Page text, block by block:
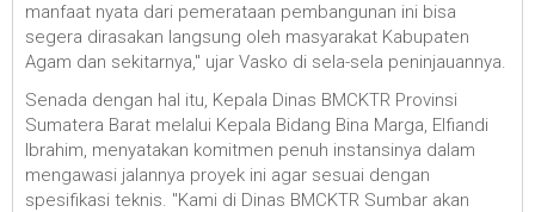
manfaat nyata dari pemerataan pembangunan ini bisa
segera dirasakan langsung oleh masyarakat Kabupaten
Agam dan sekitarnya," ujar Vasko di sela-sela peninjauannya.
Senada dengan hal itu, Kepala Dinas BMCKTR Provinsi
Sumatera Barat melalui Kepala Bidang Bina Marga, Elfiandi
Ibrahim, menyatakan komitmen penuh instansinya dalam
mengawasi jalannya proyek ini agar sesuai dengan
spesifikasi teknis. "Kami di Dinas BMCKTR Sumbar akan